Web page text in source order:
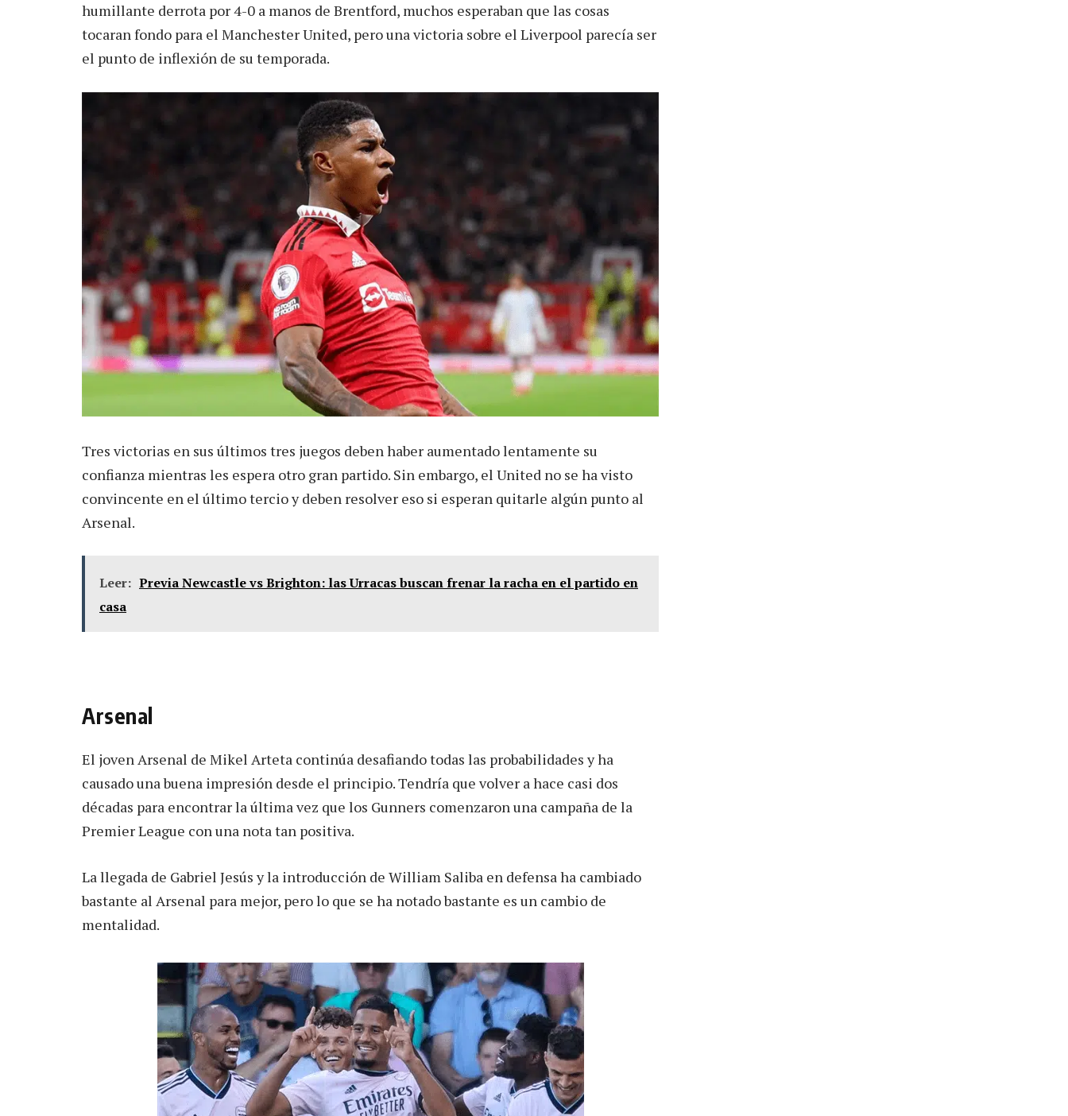
humillante derrota por 4-0 a manos de Brentford, muchos esperaban que las cosas
tocaran fondo para el Manchester United, pero una victoria sobre el Liverpool parecía ser
el punto de inflexión de su temporada.
Tres victorias en sus últimos tres juegos deben haber aumentado lentamente su
confianza mientras les espera otro gran partido. Sin embargo, el United no se ha visto
convincente en el último tercio y deben resolver eso si esperan quitarle algún punto al
Arsenal.
Leer: Previa Newcastle vs Brighton: las Urracas buscan frenar la racha en el partido en
casa
Arsenal
El joven Arsenal de Mikel Arteta continúa desafiando todas las probabilidades y ha
causado una buena impresión desde el principio. Tendría que volver a hace casi dos
décadas para encontrar la última vez que los Gunners comenzaron una campaña de la
Premier League con una nota tan positiva.
La llegada de Gabriel Jesús y la introducción de William Saliba en defensa ha cambiado
bastante al Arsenal para mejor, pero lo que se ha notado bastante es un cambio de
mentalidad.